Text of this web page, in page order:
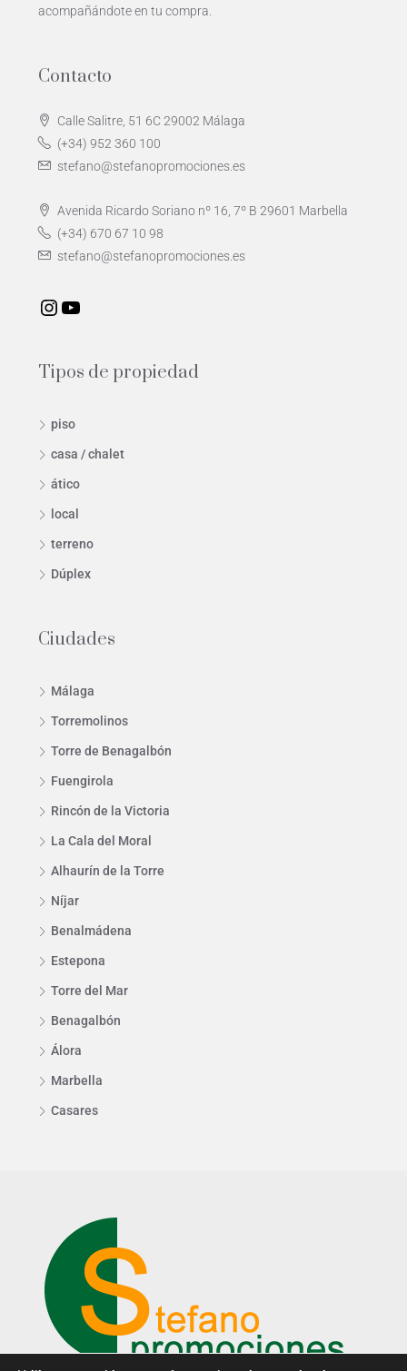
acompañándote en tu compra.
Contacto
Calle Salitre, 51 6C 29002 Málaga
(+34) 952 360 100
stefano@stefanopromociones.es
Avenida Ricardo Soriano nº 16, 7º B 29601 Marbella
(+34) 670 67 10 98
stefano@stefanopromociones.es
Tipos de propiedad
piso
casa / chalet
ático
local
terreno
Dúplex
Ciudades
Málaga
Torremolinos
Torre de Benagalbón
Fuengirola
Rincón de la Victoria
La Cala del Moral
Alhaurín de la Torre
Níjar
Benalmádena
Estepona
Torre del Mar
Benagalbón
Álora
Marbella
Casares